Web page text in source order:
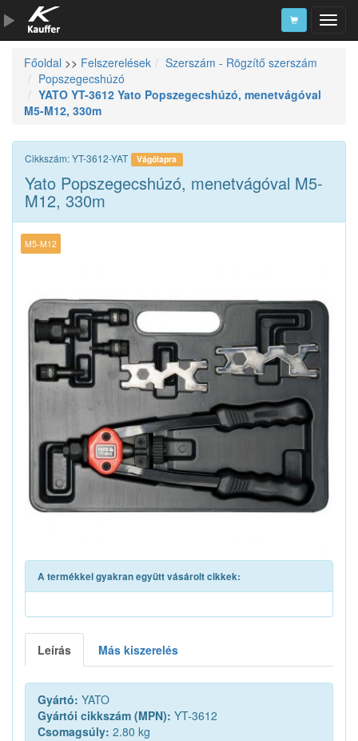
Szerszámkatalógus
Kosár
Főoldal >> Felszerelések
Szerszám - Rögzítő szerszám
Popszegecshúzó
YATO YT-3612 Yato Popszegecshúzó, menetvágóval
M5-M12, 330m
Cikkszám: YT-3612-YAT Vágólapra
Yato Popszegecshúzó, menetvágóval M5-
M12, 330m
M5-M12
A termékkel gyakran együtt vásárolt cikkek:
Leírás Más kiszerelés
Gyártó: YATO
Gyártói cikkszám (MPN): YT-3612
Csomagsúly: 2.80 kg